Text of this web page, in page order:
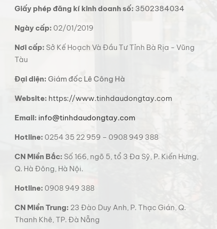
Giấy phép đăng kí kinh doanh số: 3502384034
Ngày cấp: 02/01/2019
Nơi cấp: Sở Kế Hoạch Và Đầu Tư Tỉnh Bà Rịa - Vũng
Tàu
Đại diện: Giám đốc Lê Công Hà
Website: https://www.tinhdaudongtay.com
Email: info@tinhdaudongtay.com
Hotline: 0254 35 22 959 – 0908 949 388
CN Miền Bắc: Số 166, ngõ 5, tổ 3 Đa Sỹ, P. Kiến Hưng,
Q. Hà Đông, Hà Nội.
Hotline: 0908 949 388
CN Miền Trung: 23 Đào Duy Anh, P. Thạc Gián, Q.
Thanh Khê, TP. Đà Nẵng